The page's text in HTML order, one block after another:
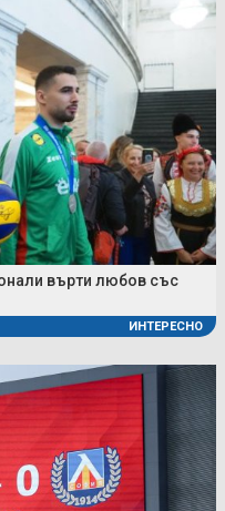
върти любов със
ИНТЕРЕСНО